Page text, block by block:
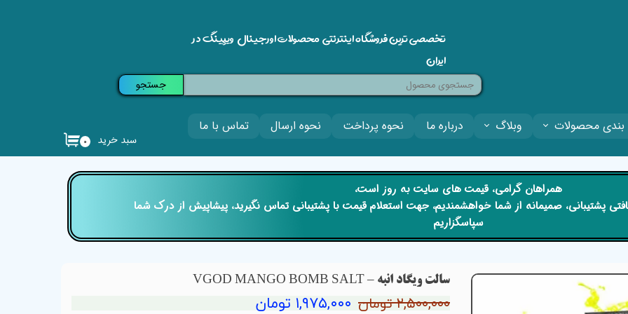
بندی محصولات وبلاگ درباره ما نحوه پرداخت نحوه ارسال تماس با ما
۰ سبد خرید
تخصصی ترین فروشگاه اینترنتی محصولات اورجینال ویپینگ در
ایران
جستجو
سالت ویگاد انبه – VGOD MANGO BOMB SALT
۲,۵۰۰,۰۰۰ تومان ۱,۹۷۵,۰۰۰ تومان
​​همراهان گرامی، قیمت های سایت به روز است،
پشتیبانی، صمیمانه از شما خواهشمندیم، جهت استعلام قیمت با پشتیبانی تماس نگیرید، پیشاپیش از درک شما
سپاسگزاریم